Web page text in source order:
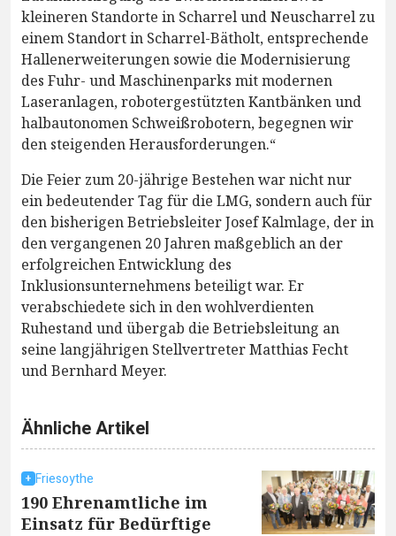
kleineren Standorte in Scharrel und Neuscharrel zu
einem Standort in Scharrel-Bätholt, entsprechende
Hallenerweiterungen sowie die Modernisierung
des Fuhr- und Maschinenparks mit modernen
Laseranlagen, robotergestützten Kantbänken und
halbautonomen Schweißrobotern, begegnen wir
den steigenden Herausforderungen.“
Die Feier zum 20-jährige Bestehen war nicht nur
ein bedeutender Tag für die LMG, sondern auch für
den bisherigen Betriebsleiter Josef Kalmlage, der in
den vergangenen 20 Jahren maßgeblich an der
erfolgreichen Entwicklung des
Inklusionsunternehmens beteiligt war. Er
verabschiedete sich in den wohlverdienten
Ruhestand und übergab die Betriebsleitung an
seine langjährigen Stellvertreter Matthias Fecht
und Bernhard Meyer.
Ähnliche Artikel
Friesoythe
190 Ehrenamtliche im
Einsatz für Bedürftige